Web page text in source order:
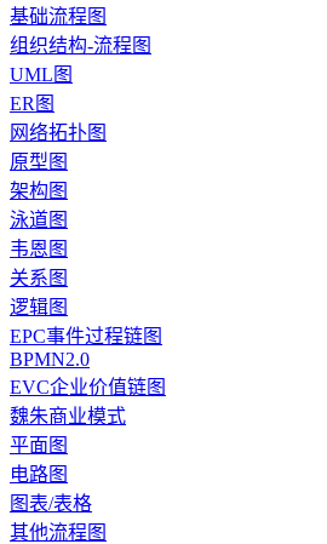
基础流程图
组织结构-流程图
UML图
ER图
网络拓扑图
原型图
架构图
泳道图
韦恩图
关系图
逻辑图
EPC事件过程链图
BPMN2.0
EVC企业价值链图
魏朱商业模式
平面图
电路图
图表/表格
其他流程图